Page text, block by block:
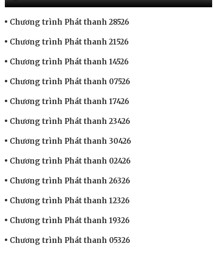
Chương trình Phát thanh 28526
Chương trình Phát thanh 21526
Chương trình Phát thanh 14526
Chương trình Phát thanh 07526
Chương trình Phát thanh 17426
Chương trình Phát thanh 23426
Chương trình Phát thanh 30426
Chương trình Phát thanh 02426
Chương trình Phát thanh 26326
Chương trình Phát thanh 12326
Chương trình Phát thanh 19326
Chương trình Phát thanh 05326